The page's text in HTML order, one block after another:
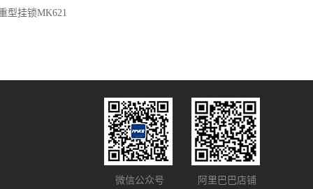
型挂锁MK621
微信公众号 阿里巴巴店铺